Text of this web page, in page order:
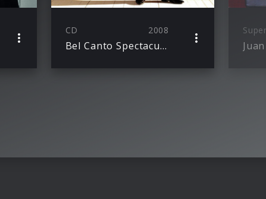
CD 2008
Bel Canto Spectacular